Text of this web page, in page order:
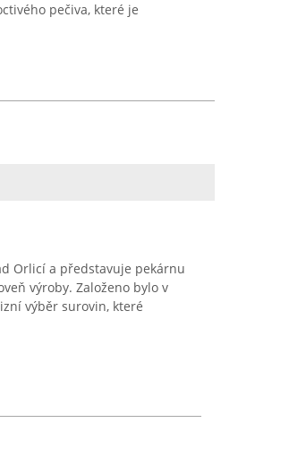
pečiva, které je
Orlicí a představuje pekárnu
výroby. Založeno bylo v
výběr surovin, které